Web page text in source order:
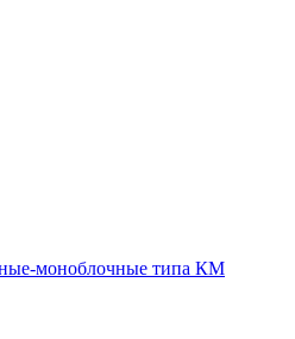
моноблочные типа КМ